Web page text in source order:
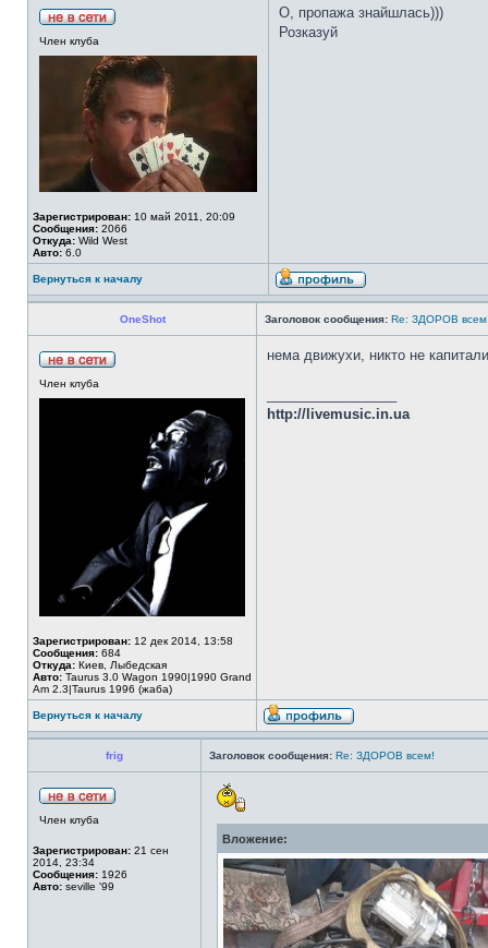
Член клуба
Зарегистрирован: 10 май 2011, 20:09
Сообщения: 2066
Откуда: Wild West
Авто: 6.0
О, пропажа знайшлась)))
Розказуй
Вернуться к началу
OneShot Заголовок сообщения: Re: ЗДОРОВ
Член клуба
Зарегистрирован: 12 дек 2014, 13:58
Сообщения: 684
Откуда: Киев, Лыбедская
Авто: Taurus 3.0 Wagon 1990|1990 Grand
Am 2.3|Taurus 1996 (жаба)
нема движухи, никто не
http://livemusic.in.ua
Вернуться к началу
frig Заголовок сообщения: Re: ЗДОРОВ всем!
Член клуба
Зарегистрирован: 21 сен
2014, 23:34
Сообщения: 1926
Авто: seville '99
Вложение: